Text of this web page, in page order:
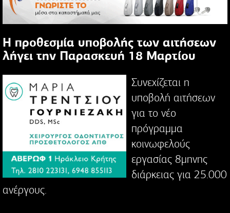
Η προθεσμία υποβολής των αιτήσεων
λήγει την Παρασκευή 18 Μαρτίου
Συνεχίζεται η
υποβολή αιτήσεων
για το νέο
πρόγραμμα
κοινωφελούς
εργασίας 8μηνης
διάρκειας για 25.000
ανέργους.